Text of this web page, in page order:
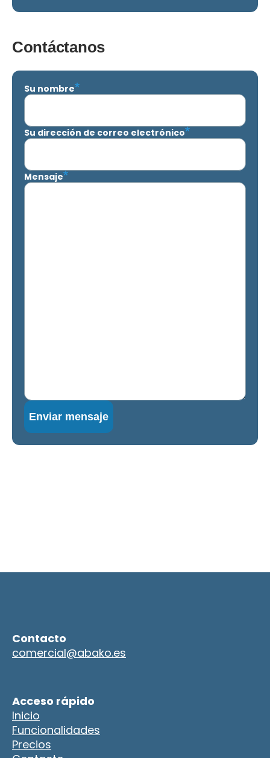
Contáctanos
Su nombre
Su dirección de correo electrónico
Mensaje
Contacto
comercial@abako.es
Acceso rápido
Inicio
Funcionalidades
Precios